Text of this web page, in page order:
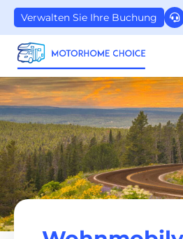
Verwalten Sie Ihre Buchung